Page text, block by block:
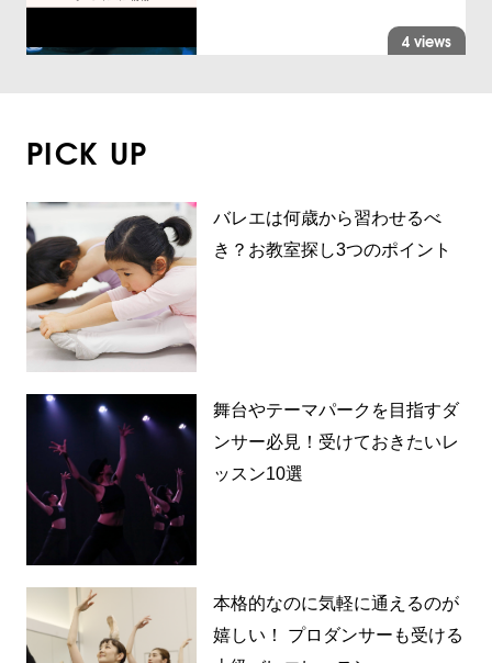
4 views
PICK UP
バレエは何歳から習わせるべ
き？お教室探し3つのポイント
舞台やテーマパークを目指すダ
ンサー必見！受けておきたいレ
ッスン10選
本格的なのに気軽に通えるのが
嬉しい！ プロダンサーも受ける